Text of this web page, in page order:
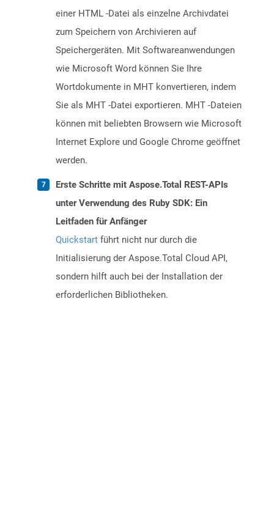
einer HTML -Datei als einzelne Archivdatei
zum Speichern von Archivieren auf
Speichergeräten. Mit Softwareanwendungen
wie Microsoft Word können Sie Ihre
Wortdokumente in MHT konvertieren, indem
Sie als MHT -Datei exportieren. MHT -Dateien
können mit beliebten Browsern wie Microsoft
Internet Explore und Google Chrome geöffnet
werden.
Erste Schritte mit Aspose.Total REST-APIs
unter Verwendung des Ruby SDK: Ein
Leitfaden für Anfänger
Quickstart führt nicht nur durch die
Initialisierung der Aspose.Total Cloud API,
sondern hilft auch bei der Installation der
erforderlichen Bibliotheken.